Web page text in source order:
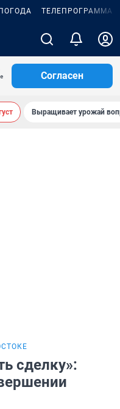
ПОГОДА ТЕЛЕПРОГРАММА
Согласен
Выращивает урожай
сделку»: